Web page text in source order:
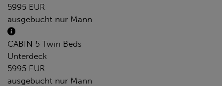
5995 EUR
ausgebucht nur Mann
CABIN 5 Twin Beds
Unterdeck
5995 EUR
ausgebucht nur Mann